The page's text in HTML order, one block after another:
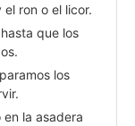
ron o el licor.
que los
los
la asadera